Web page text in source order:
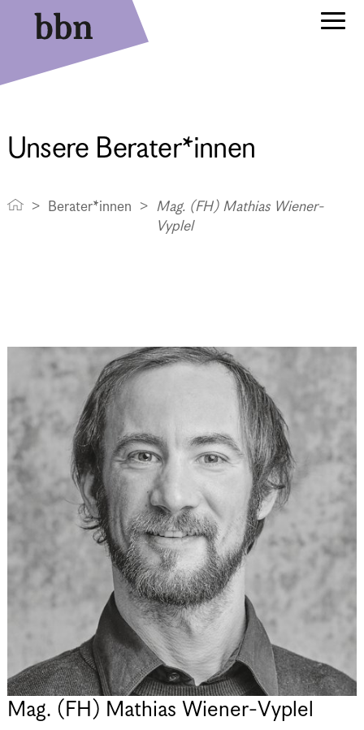
Unsere Berater*innen
Berater*innen
Mag. (FH) Mathias Wiener-
Vyplel
Mag. (FH) Mathias Wiener-Vyplel